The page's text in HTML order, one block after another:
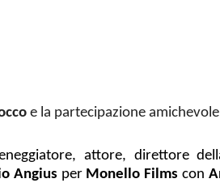
e la partecipazione
attore, direttore
Angius perMonello Films con